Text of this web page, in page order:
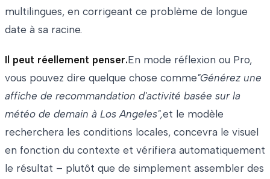
multilingues, en corrigeant ce problème de longue
date à sa racine.
Il peut réellement penser.En mode réflexion ou Pro,
vous pouvez dire quelque chose comme"Générez une
affiche de recommandation d'activité basée sur la
météo de demain à Los Angeles",et le modèle
recherchera les conditions locales, concevra le visuel
en fonction du contexte et vérifiera automatiquement
le résultat – plutôt que de simplement assembler des